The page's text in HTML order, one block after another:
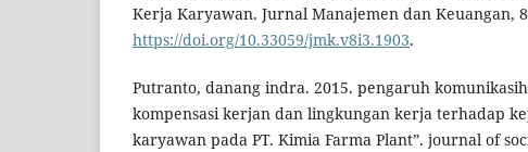
Kerja Karyawan. Jurnal Manajemen dan Keuangan,
https://doi.org/10.33059/jmk.v8i3.1903.
Putranto, danang indra. 2015. pengaruh
kompensasi kerjan dan lingkungan kerja terhadap
karyawan pada PT. Kimia Farma Plant”. journal of